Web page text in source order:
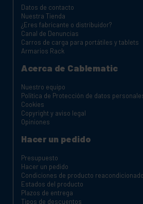
Datos de contacto
Nuestra Tienda
¿Eres fabricante o distribuidor?
Canal de Denuncias
Carros de carga para portátiles y tablets
Armarios Rack
Acerca de Cablematic
Nuestro equipo
Política de Protección de datos
Cookies
Copyright y aviso legal
Opiniones
Hacer un pedido
Presupuesto
Hacer un pedido
Condiciones de producto reacondicionado
Estados del producto
Plazos de entrega
Tipos de descuentos